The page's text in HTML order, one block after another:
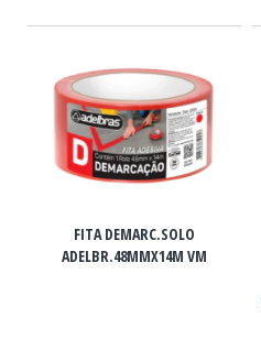
FITA DEMARC.SOLO
ADELBR.48MMX14M VM